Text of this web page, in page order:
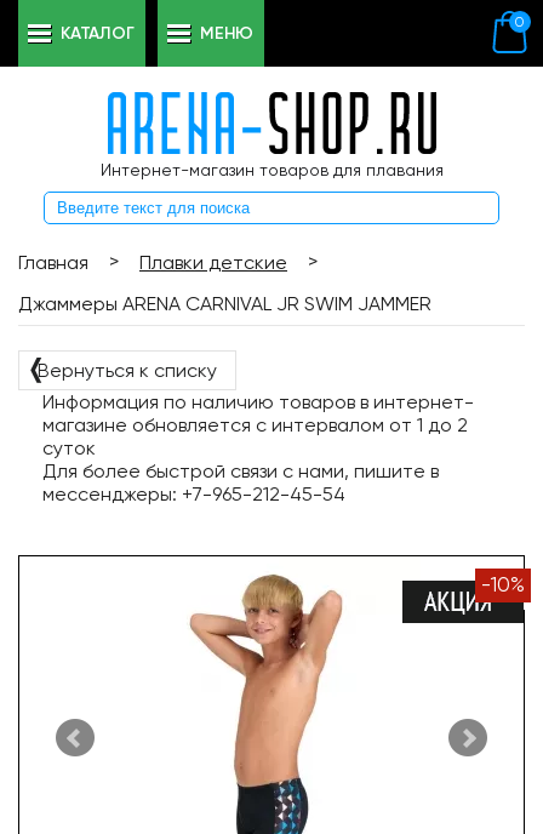
Интернет-магазин товаров для плавания
0
КАТАЛОГ МЕНЮ
Главная > Плавки детские
>
Джаммеры ARENA CARNIVAL JR SWIM JAMMER
❬Вернуться к списку
Информация по наличию товаров в интернет-
магазине обновляется с интервалом от 1 до 2
суток
Для более быстрой связи с нами, пишите в
мессенджеры: +7-965-212-45-54
-10%